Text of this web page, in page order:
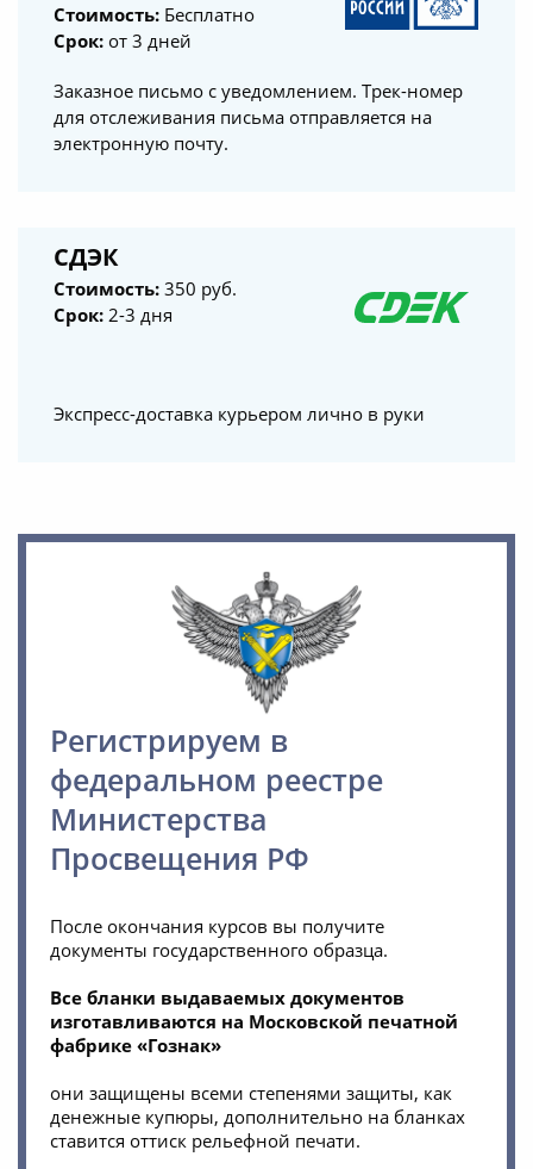
Стоимость: Бесплатно
Срок: от 3 дней
Заказное письмо с уведомлением. Трек-номер
для отслеживания письма отправляется на
электронную почту.
СДЭК
Стоимость: 350 руб.
Срок: 2-3 дня
Экспресс-доставка курьером лично в руки
Регистрируем в
федеральном реестре
Министерства
Просвещения РФ
После окончания курсов вы получите
документы государственного образца.
Все бланки выдаваемых документов
изготавливаются на Московской печатной
фабрике «Гознак»
они защищены всеми степенями защиты, как
денежные купюры, дополнительно на бланках
ставится оттиск рельефной печати.